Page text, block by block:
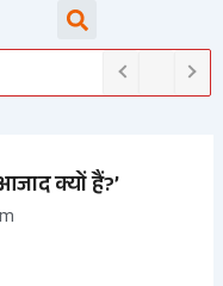
क्यों हैं?’